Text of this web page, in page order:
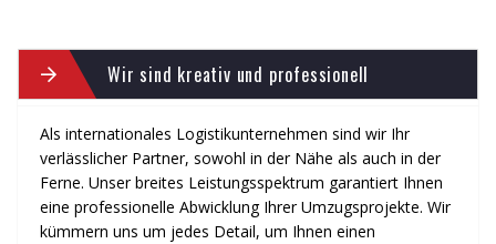
Wir sind kreativ und professionell
Als internationales Logistikunternehmen sind wir Ihr
verlässlicher Partner, sowohl in der Nähe als auch in der
Ferne. Unser breites Leistungsspektrum garantiert Ihnen
eine professionelle Abwicklung Ihrer Umzugsprojekte. Wir
kümmern uns um jedes Detail, um Ihnen einen